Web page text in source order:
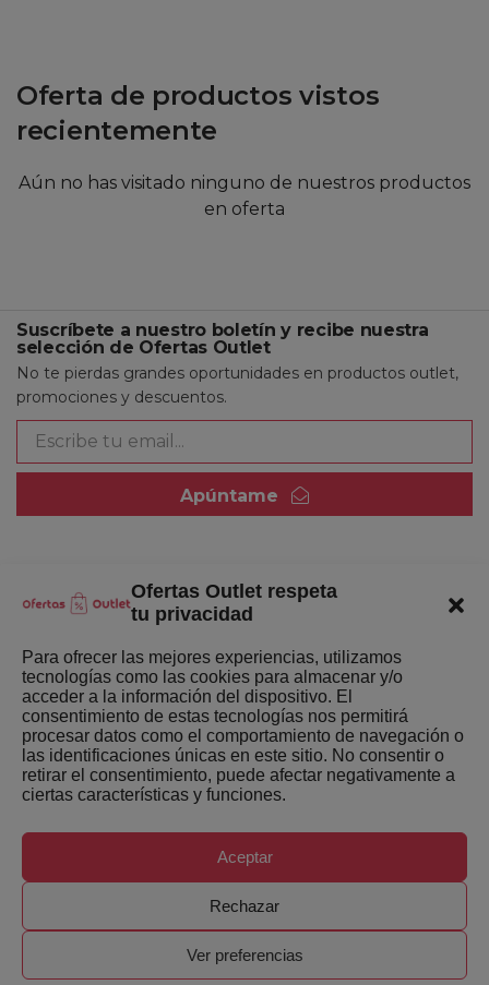
Ofertas Outlet respeta
tu privacidad
Para ofrecer las mejores experiencias, utilizamos
tecnologías como las cookies para almacenar y/o
acceder a la información del dispositivo. El
consentimiento de estas tecnologías nos permitirá
procesar datos como el comportamiento de navegación o
las identificaciones únicas en este sitio. No consentir o
retirar el consentimiento, puede afectar negativamente a
ciertas características y funciones.
Aceptar
Rechazar
Ver preferencias
Oferta de productos vistos
recientemente
Aún no has visitado ninguno de nuestros productos
en oferta
Suscríbete a nuestro boletín y recibe nuestra
selección de Ofertas Outlet
No te pierdas grandes oportunidades en productos outlet,
promociones y descuentos.
Apúntame
Quienes somos
Últimas Novedades
Mejores ofertas de la semana
Ofertas-Outlet.com. Todos los derechos